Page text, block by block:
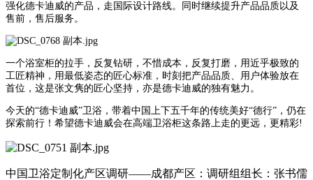
强化德卡迪威的产品，走国际设计路线。同时继续提升产品品质以及
售前，售后服务。
一个浴室柜的拉手，反复钻研，不惜成本，反复打磨，用近乎极致的
工匠精神，用最低姿态的匠心标准，时刻把产品品质、用户体验放在
首位，这是张文隽的匠心坚持，亦是德卡迪威的独有魅力。
今天的“德卡迪威”卫浴，带着中国上下五千年的传统美好“德行”，仍在
探索前行！希望德卡迪威会在高端卫浴柜这条路上走的更远，更精彩!
中国卫浴定制化产区调研——成都产区 ： 调研组组长：张书儒